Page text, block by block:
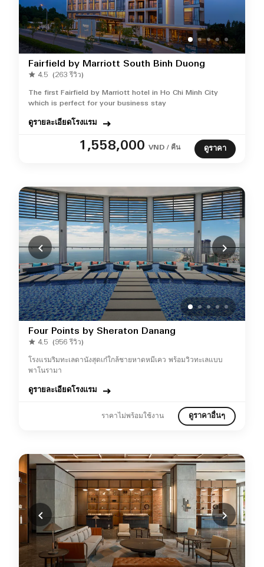
Fairfield by Marriott South Binh Duong
4.5 (263 รีวิว)
The first Fairfield by Marriott hotel in Ho Chi Minh City
which is perfect for your business stay
ดูรายละเอียดโรงแรม
1,558,000 VND / คืน ดูราคา
Four Points by Sheraton Danang
4.5 (956 รีวิว)
โรงแรมริมทะเลดานังสุดเก๋ใกล้ชายหาดหมีเคว พร้อมวิวทะเลแบบ
พาโนรามา
ดูรายละเอียดโรงแรม
ราคาไม่พร้อมใช้งาน ดูราคาอื่นๆ